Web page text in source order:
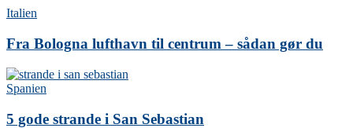
Italien
Fra Bologna lufthavn til centrum – sådan gør du
Spanien
5 gode strande i San Sebastian